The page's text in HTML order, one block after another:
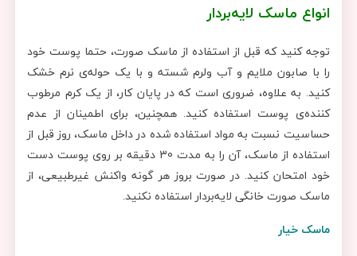
انواع ماسک لایه‌بردار
توجه کنید که قبل از استفاده از ماسک صورت، حتما پوست خود
را با صابون ملایم و آب ولرم شسته و با یک حوله‌ی نرم خشک
کنید. به علاوه، ضروری است که در پایان کار، از یک کرم مرطوب
کننده‌ی پوست استفاده کنید. همچنین، برای اطمینان از عدم
حساسیت نسبت به مواد استفاده شده در داخل ماسک، روز قبل از
استفاده از ماسک، آن را به مدت 30 دقیقه بر روی پوست دست
خود امتحان کنید. در صورت بروز هر گونه واکنش غیرطبیعی، از
ماسک صورت خانگی لایه‌بردار استفاده نکنید.
ماسک خیار